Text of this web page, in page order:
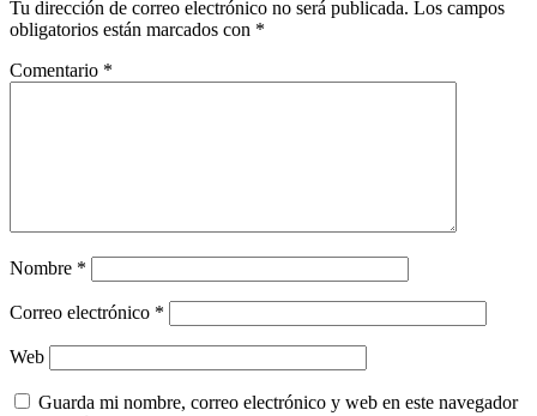
Tu dirección de correo electrónico no será publicada. Los campos
obligatorios están marcados con *
Comentario *
Nombre *
Correo electrónico *
Web
Guarda mi nombre, correo electrónico y web en este navegador